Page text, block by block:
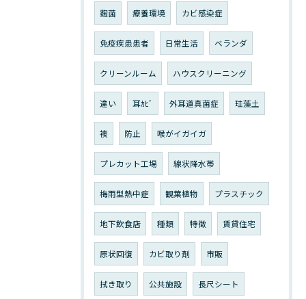
麴菌 療養環境 カビ感染症
免疫疾患患者 日常生活 ベランダ
クリーンルーム ハウスクリーニング
違い 耳ｶﾋﾞ 外耳道真菌症 珪藻土
襖 防止 喉がイガイガ
プレカット工場 線状降水帯
梅雨型熱中症 観葉植物 プラスチック
地下飲食店 種類 特徴 賃貸住宅
原状回復 カビ取り剤 市販
拭き取り 公共施設 長尺シート